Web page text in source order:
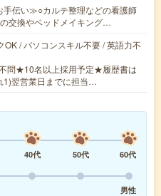
伝い≫○カルテ整理などの看護師
交換やベッドメイキング…
OK / パソコンスキル不要 / 英語力不
問★10名以上採用予定★履歴書は
翌営業日までに担当…
40代 50代
60代
男性